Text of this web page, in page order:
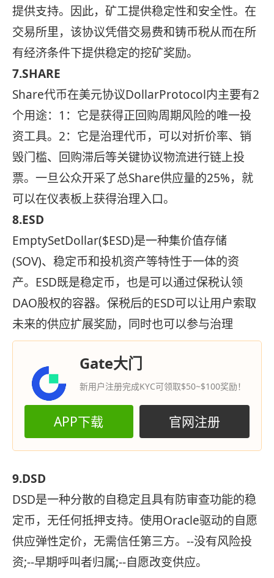
提供支持。因此，矿工提供稳定性和安全性。在
交易所里，该协议凭借交易费和铸币税从而在所
有经济条件下提供稳定的挖矿奖励。
7.SHARE
Share代币在美元协议DollarProtocol内主要有2
个用途：1：它是获得正回购周期风险的唯一投
资工具。2：它是治理代币，可以对折价率、销
毁门槛、回购滞后等关键协议物流进行链上投
票。一旦公众开采了总Share供应量的25%，就
可以在仪表板上获得治理入口。
8.ESD
EmptySetDollar($ESD)是一种集价值存储
(SOV)、稳定币和投机资产等特性于一体的资
产。ESD既是稳定币，也是可以通过保税认领
DAO股权的容器。保税后的ESD可以让用户索取
未来的供应扩展奖励，同时也可以参与治理
Gate大门
新用户注册完成KYC可领取$50~$100奖励！
APP下载 官网注册
9.DSD
DSD是一种分散的自稳定且具有防审查功能的稳
定币，无任何抵押支持。使用Oracle驱动的自愿
供应弹性定价，无需信任第三方。--没有风险投
资;--早期呼叫者归属;--自愿改变供应。